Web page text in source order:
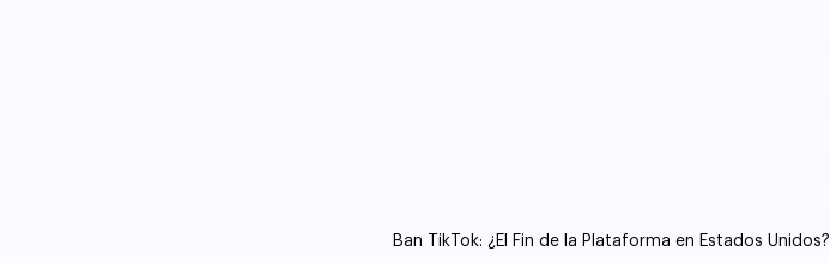
Ban TikTok: ¿El Fin de la Plataforma en Estados Unidos?